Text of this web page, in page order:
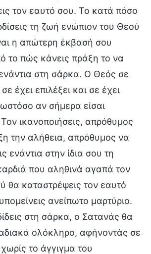
τον εαυτό σου. Το κατά πόσο
τη ζωή ενώπιον του Θεού
η απώτερη έκβασή σου
το πώς κάνεις πράξη το να
στη σάρκα. Ο Θεός σε
έχει επιλέξει και σε έχει
αν σήμερα είσαι
ικανοποιήσεις, απρόθυμος
την αλήθεια, απρόθυμος να
ενάντια στην ίδια σου τη
που αληθινά αγαπά τον
θα καταστρέψεις τον εαυτό
ανείπωτο μαρτύριο.
στη σάρκα, ο Σατανάς θα
ολόκληρο, αφήνοντάς σε
το άγγιγμα του